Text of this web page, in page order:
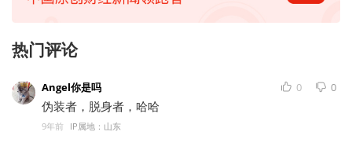
热门评论
Angel你是吗 0 0
伪装者，脱身者，哈哈
9年前 IP属地：山东